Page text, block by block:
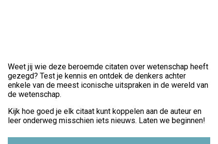
Weet jij wie deze beroemde citaten over wetenschap heeft
gezegd? Test je kennis en ontdek de denkers achter
enkele van de meest iconische uitspraken in de wereld van
de wetenschap.
Kijk hoe goed je elk citaat kunt koppelen aan de auteur en
leer onderweg misschien iets nieuws. Laten we beginnen!